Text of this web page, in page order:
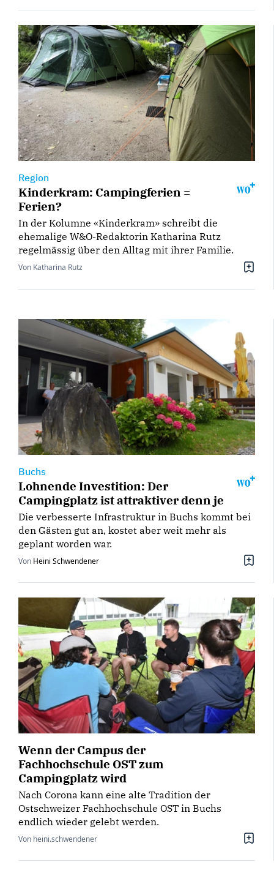
Region
Kinderkram: Campingferien =
Ferien?
In der Kolumne «Kinderkram» schreibt die
ehemalige W&O-Redaktorin Katharina Rutz
regelmässig über den Alltag mit ihrer Familie.
Von Katharina Rutz
Buchs
Lohnende Investition: Der
Campingplatz ist attraktiver denn je
Die verbesserte Infrastruktur in Buchs kommt bei
den Gästen gut an, kostet aber weit mehr als
geplant worden war.
Von Heini Schwendener
Wenn der Campus der
Fachhochschule OST zum
Campingplatz wird
Nach Corona kann eine alte Tradition der
Ostschweizer Fachhochschule OST in Buchs
endlich wieder gelebt werden.
Von heini.schwendener